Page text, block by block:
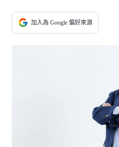
加入為 Google 偏好來源